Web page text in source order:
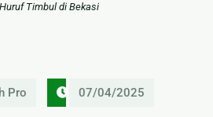
Timbul di Bekasi
Pro 07/04/2025